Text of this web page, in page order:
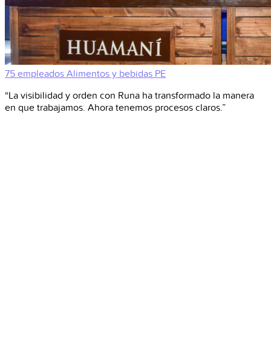
75 empleados Alimentos y bebidas PE
“La visibilidad y orden con Runa ha transformado la manera
en que trabajamos. Ahora tenemos procesos claros.”